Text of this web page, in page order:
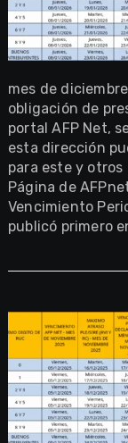
mes de
obligación de
portal AFP Net,
esta dirección
para este y
Página de
Vencimiento
publicó primero